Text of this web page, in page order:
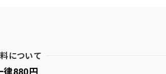
について
律880円